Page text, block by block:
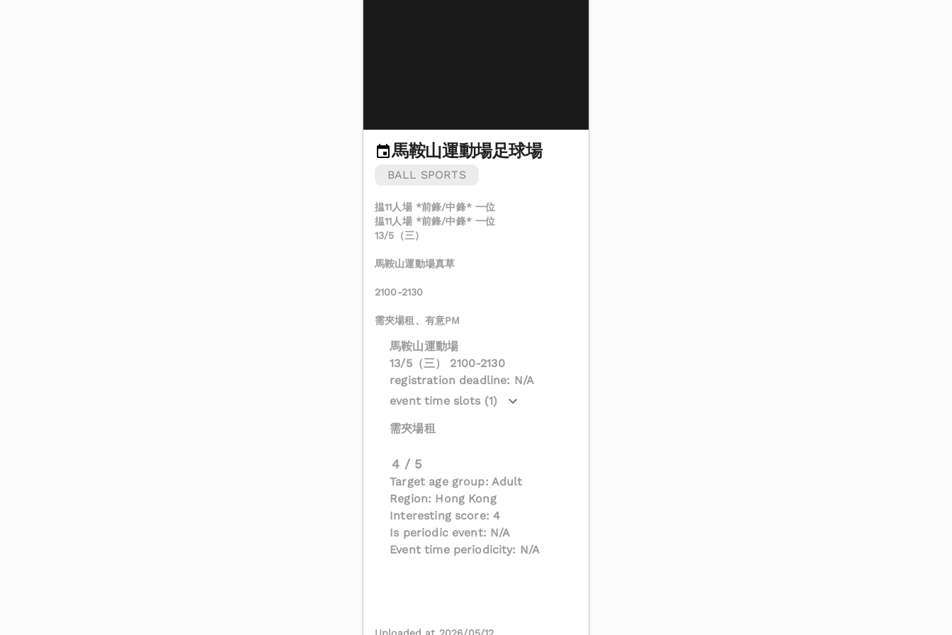
馬鞍山運動場足球場
BALL SPORTS
揾11人場 *前鋒/中鋒* 一位
揾11人場 *前鋒/中鋒* 一位
13/5（三）
馬鞍山運動場真草
2100-2130
需夾場租、有意PM
馬鞍山運動場
13/5（三） 2100-2130
registration deadline: N/A
event time slots (1)
需夾場租
4 / 5
Target age group: Adult
Region: Hong Kong
Interesting score: 4
Is periodic event: N/A
Event time periodicity: N/A